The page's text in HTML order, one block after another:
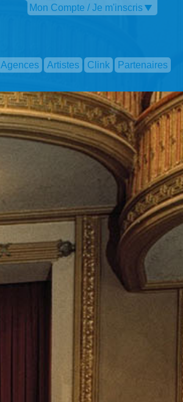
Mon Compte / Je m'inscris
Agences Artistes Clink Partenaires